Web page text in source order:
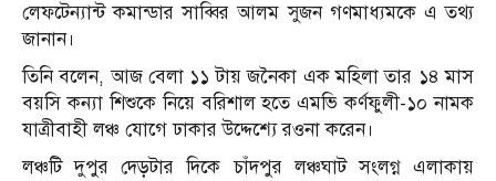
লেফটেন্যান্ট কমান্ডার সাব্বির আলম সুজন গণমাধ্যমকে এ তথ্য
জানান।
তিনি বলেন, আজ বেলা ১১ টায় জনৈকা এক মহিলা তার ১৪ মাস
বয়সি কন্যা শিশুকে নিয়ে বরিশাল হতে এমভি কর্ণফুলী-১০ নামক
যাত্রীবাহী লঞ্চ যোগে ঢাকার উদ্দেশ্যে রওনা করেন।
লঞ্চটি দুপুর দেড়টার দিকে চাঁদপুর লঞ্চঘাট সংলগ্ন এলাকায়